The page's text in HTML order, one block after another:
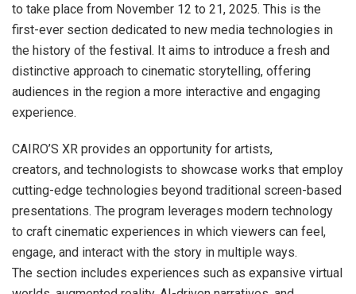
to take place from November 12 to 21, 2025. This is the
first-ever section dedicated to new media technologies in
the history of the festival. It aims to introduce a fresh and
distinctive approach to cinematic storytelling, offering
audiences in the region a more interactive and engaging
experience.
CAIRO’S XR provides an opportunity for artists,
creators, and technologists to showcase works that employ
cutting-edge technologies beyond traditional screen-based
presentations. The program leverages modern technology
to craft cinematic experiences in which viewers can feel,
engage, and interact with the story in multiple ways.
The section includes experiences such as expansive virtual